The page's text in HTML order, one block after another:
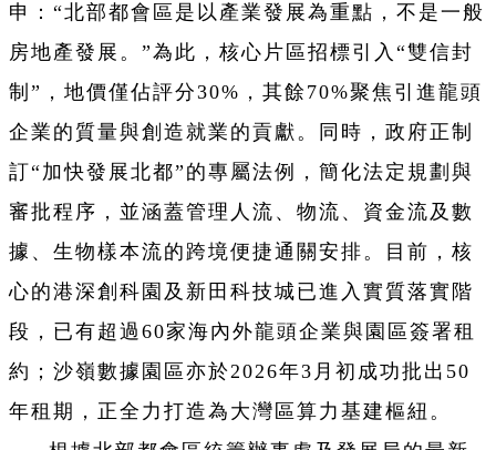
申：“北部都會區是以產業發展為重點，不是一般
房地產發展。”為此，核心片區招標引入“雙信封
制”，地價僅佔評分30%，其餘70%聚焦引進龍頭
企業的質量與創造就業的貢獻。同時，政府正制
訂“加快發展北都”的專屬法例，簡化法定規劃與
審批程序，並涵蓋管理人流、物流、資金流及數
據、生物樣本流的跨境便捷通關安排。目前，核
心的港深創科園及新田科技城已進入實質落實階
段，已有超過60家海內外龍頭企業與園區簽署租
約；沙嶺數據園區亦於2026年3月初成功批出50
年租期，正全力打造為大灣區算力基建樞紐。